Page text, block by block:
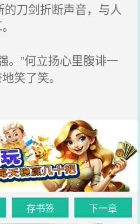
刀剑折断声音，与人
。”何立扬心里腹诽一
笑了笑。
存书签 下一章